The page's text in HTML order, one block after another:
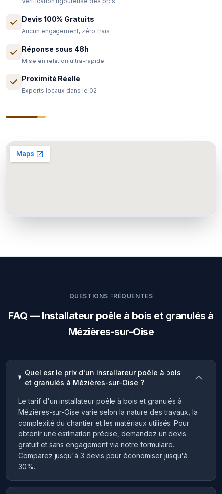
Devis 100% Gratuits
Aucun engagement, zéro frais
Réponse sous 48h
Mise en relation ultra-rapide
Proximité Réelle
Experts locaux dans le 02
QUESTIONS FRÉQUENTES
FAQ — Installateur poêle à bois et granulés à
Mézières-sur-Oise
Quel est le prix d'un installateur poêle à bois
et granulés à Mézières-sur-Oise ?
Le tarif d'un installateur poêle à bois et granulés à
Mézières-sur-Oise varie selon la nature des travaux, la
complexité du chantier et les matériaux utilisés. Pour
obtenir une estimation précise, demandez un devis
gratuit et sans engagement via notre formulaire.
Comparez jusqu'à 3 devis pour économiser jusqu'à
30%.